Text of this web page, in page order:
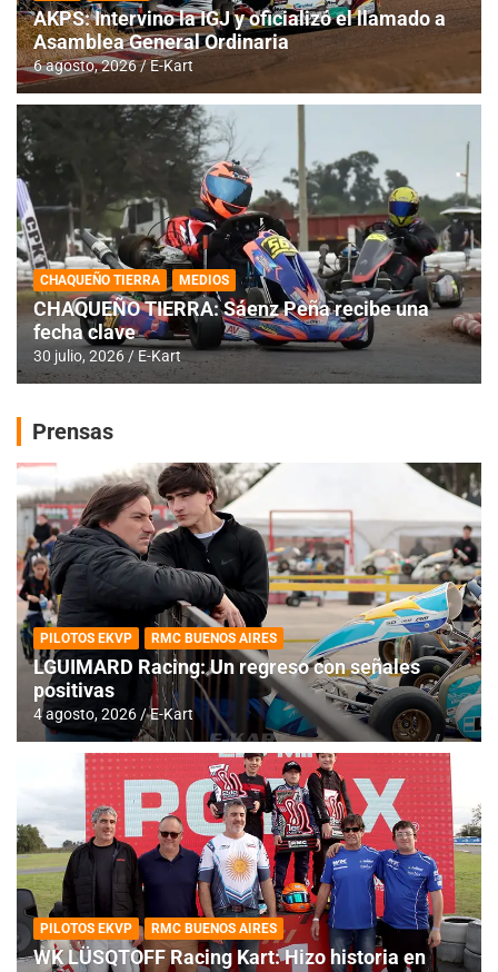
AKPS: Intervino la IGJ y oficializó el llamado a
Asamblea General Ordinaria
6 agosto, 2026 E-Kart
CHAQUEÑO TIERRA MEDIOS
CHAQUEÑO TIERRA: Sáenz Peña recibe una
fecha clave
30 julio, 2026 E-Kart
Prensas
PILOTOS EKVP RMC BUENOS AIRES
LGUIMARD Racing: Un regreso con señales
positivas
4 agosto, 2026 E-Kart
PILOTOS EKVP RMC BUENOS AIRES
WK LÜSQTOFF Racing Kart: Hizo historia en